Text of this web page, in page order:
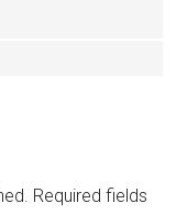
Required fields